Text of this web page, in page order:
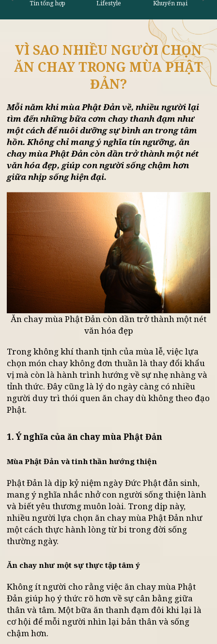
Tin tổng hợp Lifestyle
VÌ SAO NHIỀU NGƯỜI CHỌN
ĂN CHAY TRONG MÙA PHẬT
ĐẢN?
Mỗi năm khi mùa Phật Đản về, nhiều người lại
tìm đến những bữa cơm chay thanh đạm như
một cách để nuôi dưỡng sự bình an trong tâm
hồn. Không chỉ mang ý nghĩa tín ngưỡng, ăn
chay mùa Phật Đản còn dần trở thành một nét
văn hóa đẹp, giúp con người sống chậm hơn
giữa nhịp sống hiện đại.
Ăn chay mùa Phật Đản còn dần trở thành một nét
văn hóa đẹp
Trong không khí thanh tịnh của mùa lễ, việc lựa
chọn món chay không đơn thuần là thay đổi khẩu
vị mà còn là hành trình hướng về sự nhẹ nhàng
người duy trì thói quen ăn chay dù không theo
Phật.
Mùa Phật Đản và tinh thần hướng thiện
Phật Đản là dịp kỷ niệm ngày Đức Phật đản sinh,
mang ý nghĩa nhắc nhở con người sống thiện lành
và biết yêu thương muôn loài. Trong dịp này,
một cách thực hành lòng từ bi trong đời sống
thường ngày.
Ăn chay như một sự thực tập tâm ý
Không ít người cho rằng việc ăn chay mùa Phật
Đản giúp họ ý thức rõ hơn về sự cân bằng giữa